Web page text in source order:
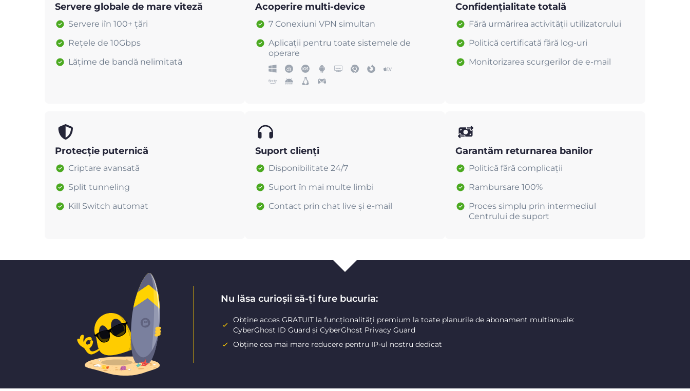
Servere globale de mare viteză
Servere iîn 100+ țări
Rețele de 10Gbps
Lățime de bandă nelimitată
Acoperire multi-device
7 Conexiuni VPN simultan
Aplicații pentru toate sistemele de
operare
Confidențialitate totală
Fără urmărirea activității utilizatorului
Politică certificată fără log-uri
Monitorizarea scurgerilor de e-mail
Protecție puternică
Criptare avansată
Split tunneling
Kill Switch automat
Suport clienți
Disponibilitate 24/7
Suport în mai multe limbi
Contact prin chat live și e-mail
Garantăm returnarea banilor
Politică fără complicații
Rambursare 100%
Proces simplu prin intermediul
Centrului de suport
Nu lăsa curioșii să-ți fure bucuria:
Obține acces GRATUIT la funcționalități premium la toate planurile de abonament multianuale:
CyberGhost ID Guard și CyberGhost Privacy Guard
Obține cea mai mare reducere pentru IP-ul nostru dedicat